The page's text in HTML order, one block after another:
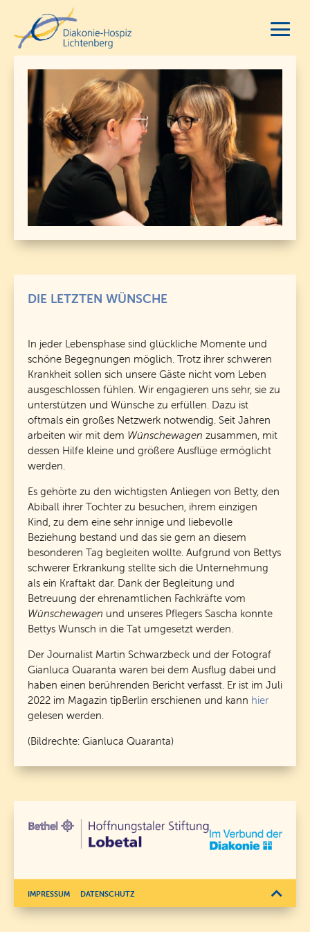
DIE LETZTEN WÜNSCHE
In jeder Lebensphase sind glückliche Momente und
schöne Begegnungen möglich. Trotz ihrer schweren
Krankheit sollen sich unsere Gäste nicht vom Leben
ausgeschlossen fühlen. Wir engagieren uns sehr, sie zu
unterstützen und Wünsche zu erfüllen. Dazu ist
oftmals ein großes Netzwerk notwendig. Seit Jahren
arbeiten wir mit dem Wünschewagen zusammen, mit
dessen Hilfe kleine und größere Ausflüge ermöglicht
werden.
Es gehörte zu den wichtigsten Anliegen von Betty, den
Abiball ihrer Tochter zu besuchen, ihrem einzigen
Kind, zu dem eine sehr innige und liebevolle
Beziehung bestand und das sie gern an diesem
besonderen Tag begleiten wollte. Aufgrund von Bettys
schwerer Erkrankung stellte sich die Unternehmung
als ein Kraftakt dar. Dank der Begleitung und
Betreuung der ehrenamtlichen Fachkräfte vom
Wünschewagen und unseres Pflegers Sascha konnte
Bettys Wunsch in die Tat umgesetzt werden.
Der Journalist Martin Schwarzbeck und der Fotograf
Gianluca Quaranta waren bei dem Ausflug dabei und
haben einen berührenden Bericht verfasst. Er ist im Juli
2022 im Magazin tipBerlin erschienen und kann hier
gelesen werden.
(Bildrechte: Gianluca Quaranta)
IMPRESSUM DATENSCHUTZ